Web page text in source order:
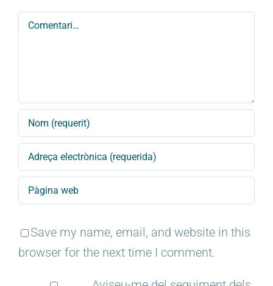
Comment
Save my name, email, and website in this
browser for the next time I comment.